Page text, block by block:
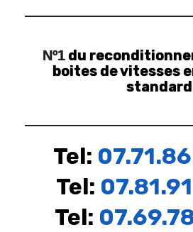
Nº1du
boites de vitesses
standard
Tel:
Tel:
Tel: